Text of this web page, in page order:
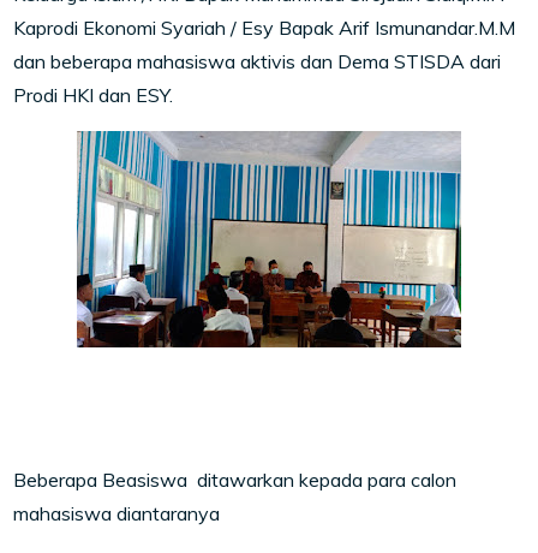
Kaprodi Ekonomi Syariah / Esy Bapak Arif Ismunandar.M.M
dan beberapa mahasiswa aktivis dan Dema STISDA dari
Prodi HKI dan ESY.
Beberapa Beasiswa ditawarkan kepada para calon
mahasiswa diantaranya